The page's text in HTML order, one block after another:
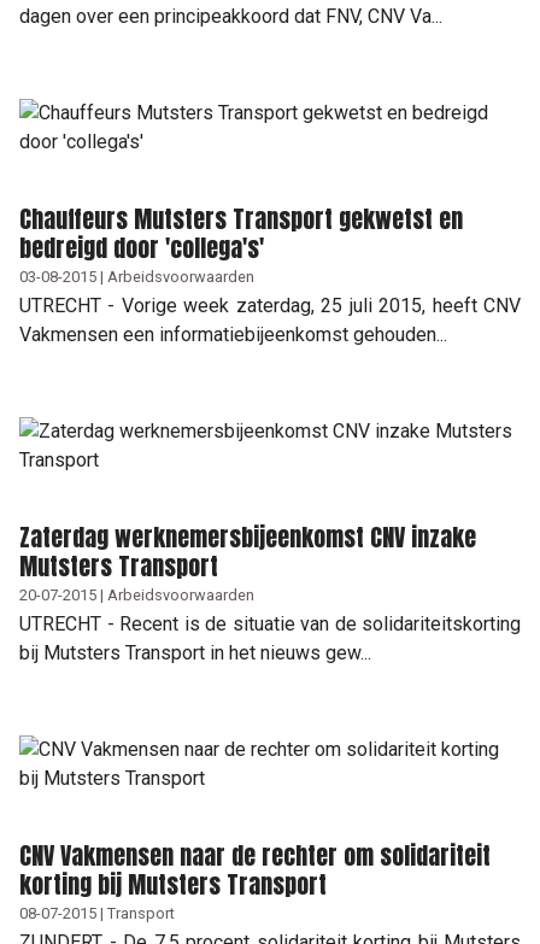
dagen over een principeakkoord dat FNV, CNV Va...
Chauffeurs Mutsters Transport gekwetst en
bedreigd door 'collega's'
03-08-2015 | Arbeidsvoorwaarden
UTRECHT - Vorige week zaterdag, 25 juli 2015, heeft CNV
Vakmensen een informatiebijeenkomst gehouden...
Zaterdag werknemersbijeenkomst CNV inzake
Mutsters Transport
20-07-2015 | Arbeidsvoorwaarden
UTRECHT - Recent is de situatie van de solidariteitskorting
bij Mutsters Transport in het nieuws gew...
CNV Vakmensen naar de rechter om solidariteit
korting bij Mutsters Transport
08-07-2015 | Transport